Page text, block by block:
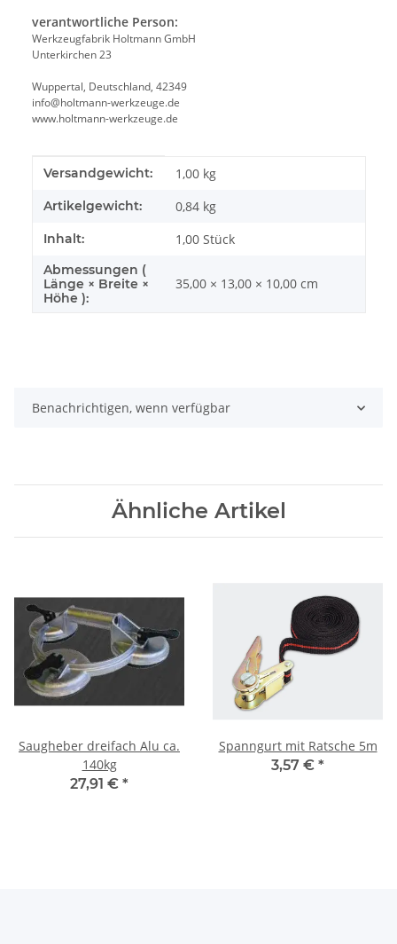
verantwortliche Person:
Werkzeugfabrik Holtmann GmbH
Unterkirchen 23
Wuppertal, Deutschland, 42349
info@holtmann-werkzeuge.de
www.holtmann-werkzeuge.de
Produkteigenschaft
Wert
Versandgewicht: 1,00 kg
Artikelgewicht: 0,84 kg
Inhalt: 1,00 Stück
Abmessungen (
Länge × Breite ×
Höhe ):
35,00 × 13,00 × 10,00 cm
Benachrichtigen, wenn verfügbar
Ähnliche Artikel
Saugheber dreifach Alu ca.
140kg
27,91 € *
Spanngurt mit Ratsche 5m
3,57 € *